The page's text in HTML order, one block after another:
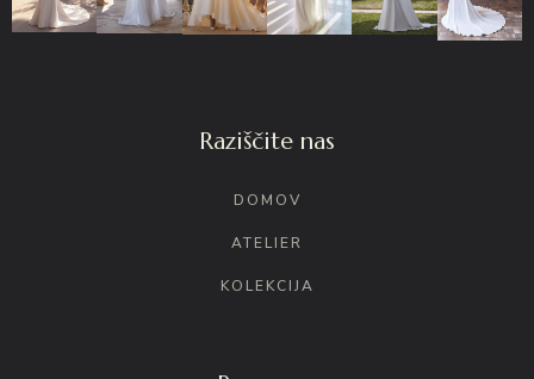
Raziščite nas
DOMOV
ATELIER
KOLEKCIJA